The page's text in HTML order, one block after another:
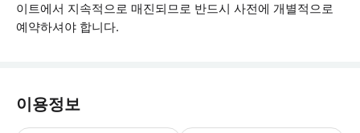
이트에서 지속적으로 매진되므로 반드시 사전에 개별적으로
예약하셔야 합니다.
이용정보